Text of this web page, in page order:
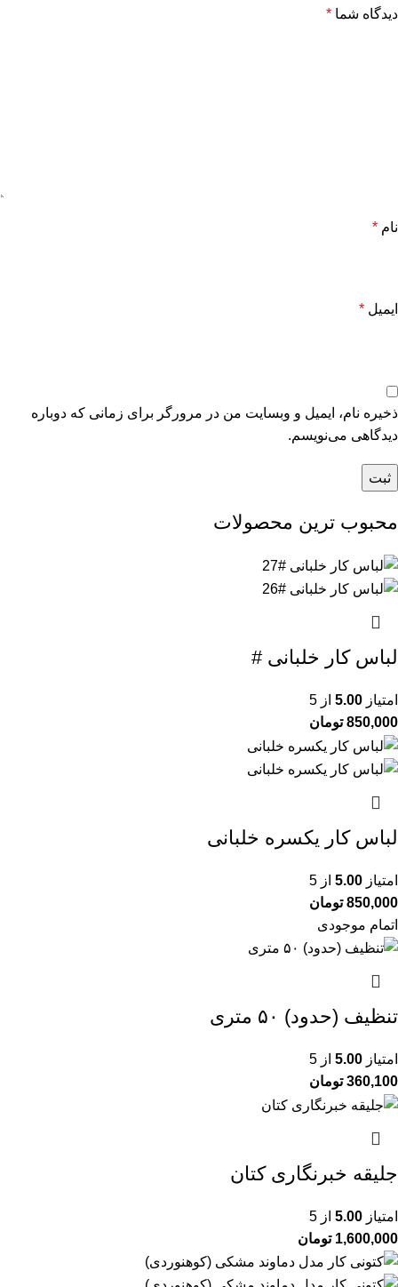
دیدگاه شما *
نام *
ایمیل *
ذخیره نام، ایمیل و وبسایت من در مرورگر برای زمانی که دوباره
دیدگاهی می‌نویسم.
محبوب ترین محصولات
لباس کار خلبانی #
امتیاز 5.00 از 5
850,000 تومان
لباس کار یکسره خلبانی
امتیاز 5.00 از 5
850,000 تومان
اتمام موجودی
تنظیف (حدود) ۵۰ متری
امتیاز 5.00 از 5
360,100 تومان
جلیقه خبرنگاری کتان
امتیاز 5.00 از 5
1,600,000 تومان